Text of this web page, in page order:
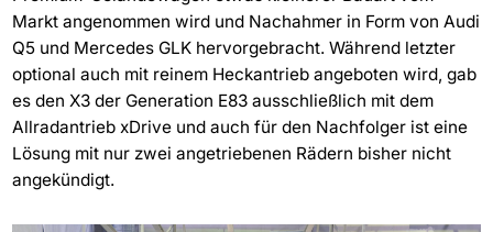
Markt angenommen wird und Nachahmer in Form von Audi
Q5 und Mercedes GLK hervorgebracht. Während letzter
optional auch mit reinem Heckantrieb angeboten wird, gab
es den X3 der Generation E83 ausschließlich mit dem
Allradantrieb xDrive und auch für den Nachfolger ist eine
Lösung mit nur zwei angetriebenen Rädern bisher nicht
angekündigt.